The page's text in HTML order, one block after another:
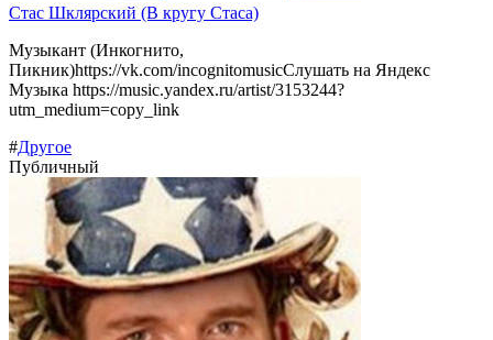
Стас Шклярский (В кругу Стаса)
Музыкант (Инкогнито,
Пикник)https://vk.com/incognitomusicСлушать на Яндекс
Музыка https://music.yandex.ru/artist/3153244?
utm_medium=copy_link
#Другое
Публичный